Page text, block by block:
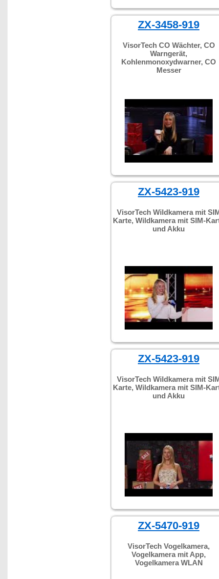
ZX-3458-919
VisorTech CO Wächter, CO
Warngerät,
Kohlenmonoxydwarner, CO
Messer
ZX-5423-919
VisorTech Wildkamera mit
Karte, Wildkamera mit SIM-
und Akku
ZX-5423-919
VisorTech Wildkamera mit
Karte, Wildkamera mit SIM-
und Akku
ZX-5470-919
VisorTech Vogelkamera,
Vogelkamera mit App,
Vogelkamera WLAN